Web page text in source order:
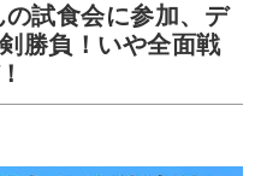
の試食会に参加、デ
勝負！いや全面戦